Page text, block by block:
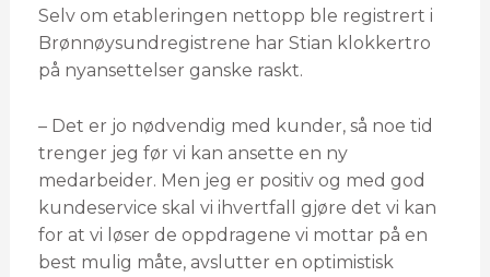
Selv om etableringen nettopp ble registrert i
Brønnøysundregistrene har Stian klokkertro
på nyansettelser ganske raskt.
– Det er jo nødvendig med kunder, så noe tid
trenger jeg før vi kan ansette en ny
medarbeider. Men jeg er positiv og med god
kundeservice skal vi ihvertfall gjøre det vi kan
for at vi løser de oppdragene vi mottar på en
best mulig måte, avslutter en optimistisk